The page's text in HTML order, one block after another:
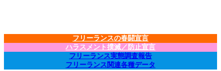
フリーランスの春闘宣言
ハラスメント撲滅／防止宣言
フリーランス実態調査報告
フリーランス関連各種データ